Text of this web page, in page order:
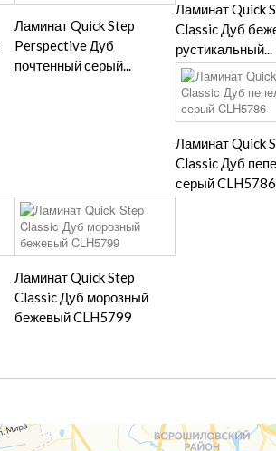
Ламинат Quick Step
Perspective Дуб
почтенный серый...
Ламинат Quick
Classic Дуб
рустикальный...
Ламинат Quick
Classic Дуб
серый CLH5786
Ламинат Quick Step
Classic Дуб морозный
бежевый CLH5799